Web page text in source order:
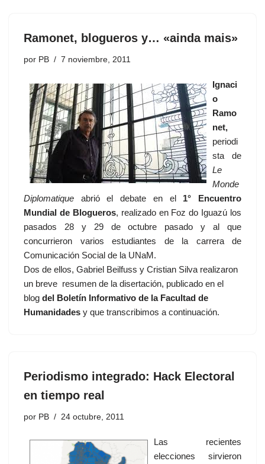
Ramonet, blogueros y… «ainda mais»
por PB 7 noviembre, 2011
Ignaci
o
Ramo
net,
periodi
sta de
Le
Monde
Diplomatique abrió el debate en el 1° Encuentro
Mundial de Blogueros, realizado en Foz do Iguazú los
pasados 28 y 29 de octubre pasado y al que
concurrieron varios estudiantes de la carrera de
Comunicación Social de la UNaM.
Dos de ellos, Gabriel Beilfuss y Cristian Silva realizaron
un breve resumen de la disertación, publicado en el
blog del Boletín Informativo de la Facultad de
Humanidades y que transcribimos a continuación.
Periodismo integrado: Hack Electoral
en tiempo real
por PB 24 octubre, 2011
Las recientes
elecciones sirvieron